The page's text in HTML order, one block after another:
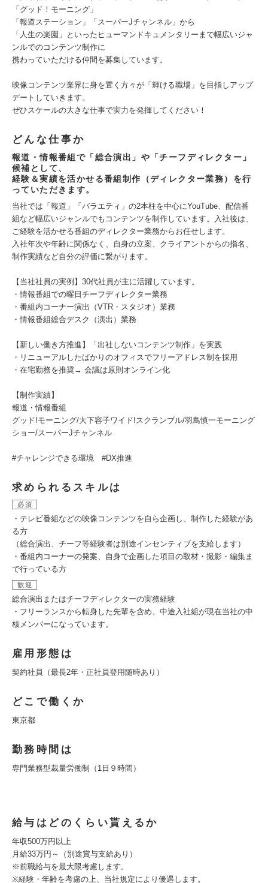
「グッド！モーニング」
「報道ステーション」「スーパーJチャンネル」から
「人生の楽園」といったヒューマンドキュメンタリーまで幅広いジャ
ンルでのコンテンツ制作に
携わっていただける仲間を募集しています。
映像コンテンツ業界に身を置く方々が「輝ける職場」を目指しアップ
デートしていきます。
ぜひスケールの大きな仕事で実力を発揮してください！
どんな仕事か
報道・情報番組で「総合演出」や「チーフディレクター」
候補として、
経験＆実績を活かせる番組制作（ディレクター業務）を行
っていただきます。
当社では「報道」「バラエティ」の2本柱を中心にYouTube、配信番
組など幅広いジャンルでもコンテンツを制作しています。入社後は、
ご経験を活かせる番組のディレクター業務からお任せします。
入社年次や年齢に関係なく、自身の立案、クライアントからの指名、
制作実績など自分の評価に繋がります。
【当社社員の実例】30代社員が主に活躍しています。
・情報番組での曜日チーフディレクター業務
・番組内コーナー演出（VTR・スタジオ）業務
・情報番組総合デスク（演出）業務
【新しい働き方推進】「出社しないコンテンツ制作」を実践
・リニューアルしたばかりのオフィスでフリーアドレス制を採用
・在宅勤務を推奨→ 会議は原則オンライン化
【制作実績】
報道・情報番組
グッド!モーニング/大下容子ワイド!スクランブル/羽鳥慎一モーニング
ショー/スーパーJチャンネル
#チャレンジできる環境 #DX推進
求められるスキルは
必須
・テレビ番組などの映像コンテンツを自ら企画し、制作した経験があ
る方
（総合演出、チーフ等経験者は別途インセンティブを支給します）
・番組内コーナーの発案、自身で企画した項目の取材・撮影・編集ま
で行っている方
歓迎
総合演出またはチーフディレクターの実務経験
・フリーランスから転身した先輩を含め、中途入社組が現在当社の中
核メンバーになっています。
雇用形態は
契約社員（最長2年・正社員登用随時あり）
どこで働くか
東京都
勤務時間は
専門業務型裁量労働制（1日９時間）
給与はどのくらい貰えるか
年収500万円以上
月給33万円～（別途賞与支給あり）
※前職給与を最大限考慮します。
※経験・年齢を考慮の上、当社規定により優遇します。